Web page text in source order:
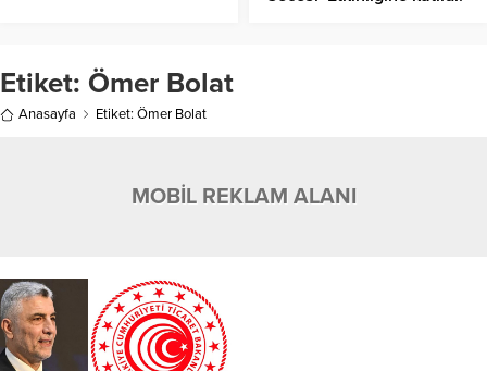
Etiket: Ömer Bolat
Anasayfa Etiket: Ömer Bolat
MOBİL REKLAM ALANI